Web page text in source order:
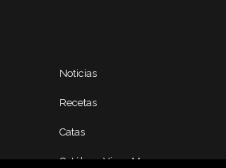
Noticias
Recetas
Catas
Catálogo Vinos Manero